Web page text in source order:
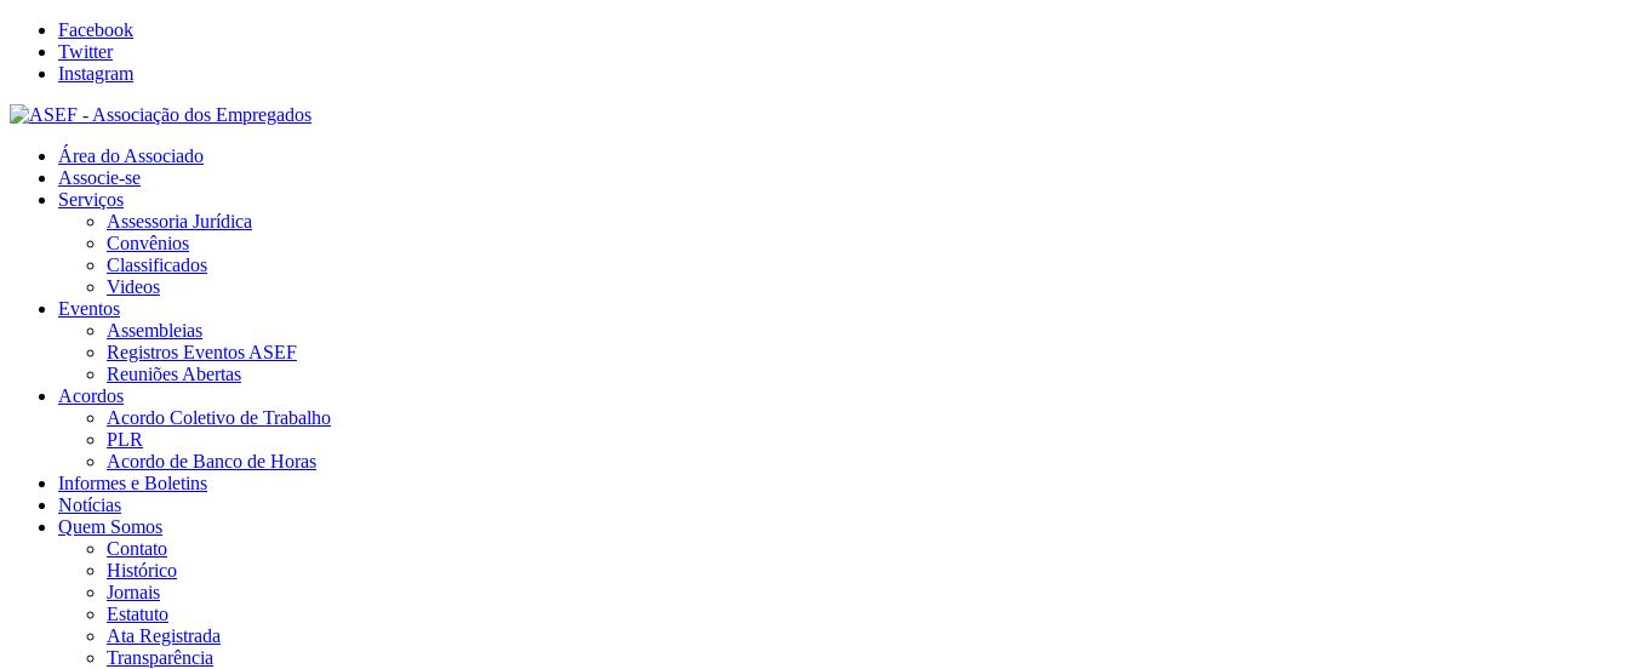
Facebook
Twitter
Instagram
Área do Associado
Associe-se
Serviços
Assessoria Jurídica
Convênios
Classificados
Videos
Eventos
Assembleias
Registros Eventos ASEF
Reuniões Abertas
Acordos
Acordo Coletivo de Trabalho
PLR
Acordo de Banco de Horas
Informes e Boletins
Notícias
Quem Somos
Contato
Histórico
Jornais
Estatuto
Ata Registrada
Transparência